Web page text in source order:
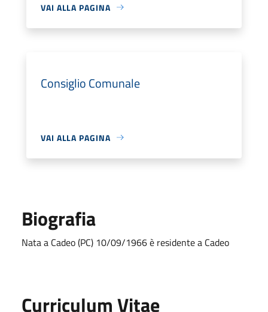
VAI ALLA PAGINA
Consiglio Comunale
VAI ALLA PAGINA
Biografia
Nata a Cadeo (PC) 10/09/1966 è residente a Cadeo
Curriculum Vitae